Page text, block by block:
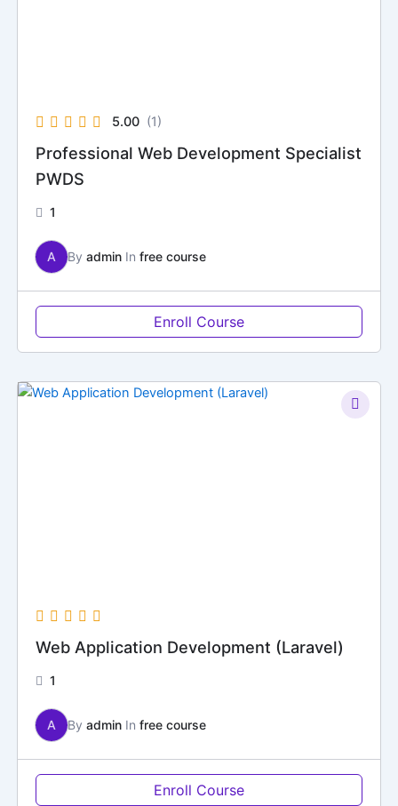
5.00 (1)
Professional Web Development Specialist
PWDS
1
A By adminIn free course
Enroll Course
Web Application Development (Laravel)
1
A By adminIn free course
Enroll Course